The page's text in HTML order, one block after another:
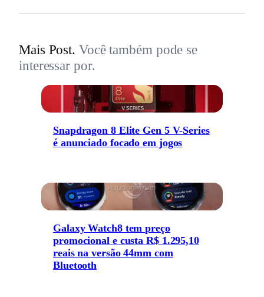
Mais Post. Você também pode se
interessar por.
Snapdragon 8 Elite Gen 5 V-Series
é anunciado focado em jogos
Galaxy Watch8 tem preço
promocional e custa R$ 1.295,10
reais na versão 44mm com
Bluetooth